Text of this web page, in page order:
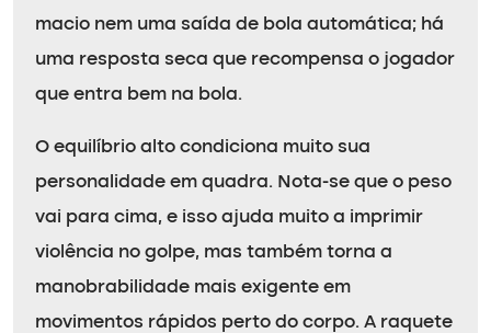
macio nem uma saída de bola automática; há
uma resposta seca que recompensa o jogador
que entra bem na bola.
O equilíbrio alto condiciona muito sua
personalidade em quadra. Nota-se que o peso
vai para cima, e isso ajuda muito a imprimir
violência no golpe, mas também torna a
manobrabilidade mais exigente em
movimentos rápidos perto do corpo. A raquete